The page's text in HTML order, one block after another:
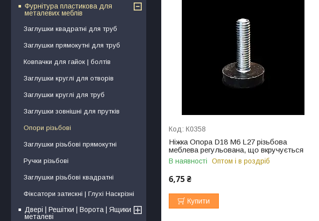
К0358
Ніжка Опора D18 M6 L27 різьбова
меблева регульована, що вкручується
В наявності Оптом і в роздріб
6,75 ₴
Купити
Фурнітура пластикова для
металевих меблів
Заглушки квадратні для труб
Заглушки прямокутні для труб
Ковпачки для гайок | болтів
Заглушки круглі для отворів
Заглушки круглі для труб
Заглушки зовнішні для прутків
Опори різьбові
Заглушки різьбові прямокутні
Ручки різьбові
Заглушки різьбові квадратні
Фіксатори затискні | Глухі Наскрізні
Двері | Решітки | Ворота | Ящики
металеві